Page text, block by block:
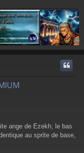
a
ange de Ezekh, le bas
au sprite de base,